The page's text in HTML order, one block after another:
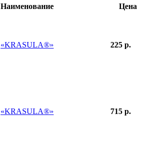
Наименование Цена
«KRASULA®» 225 р.
«KRASULA®» 715 р.